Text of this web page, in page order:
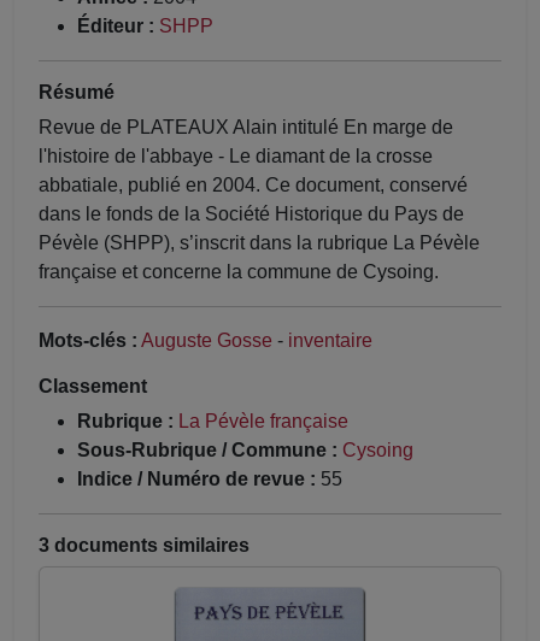
Éditeur : SHPP
Résumé
Revue de PLATEAUX Alain intitulé En marge de
l'histoire de l'abbaye - Le diamant de la crosse
abbatiale, publié en 2004. Ce document, conservé
dans le fonds de la Société Historique du Pays de
Pévèle (SHPP), s’inscrit dans la rubrique La Pévèle
française et concerne la commune de Cysoing.
Mots-clés : Auguste Gosse - inventaire
Classement
Rubrique : La Pévèle française
Sous-Rubrique / Commune : Cysoing
Indice / Numéro de revue : 55
3 documents similaires